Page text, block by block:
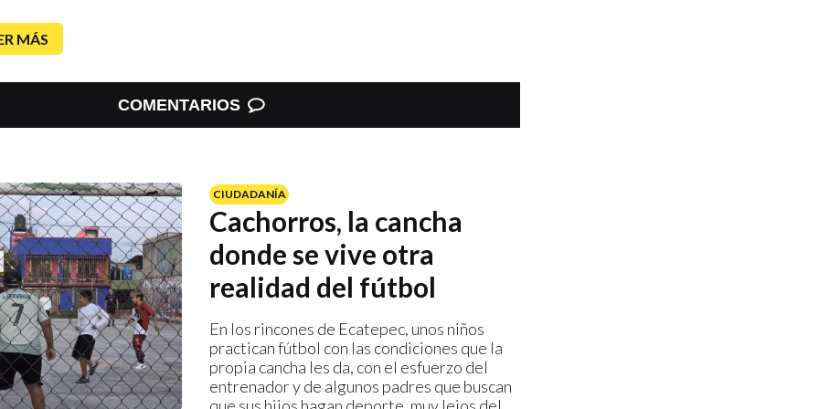
MÁS
COMENTARIOS
CIUDADANÍA
Cachorros, la cancha
donde se vive otra
realidad del fútbol
En los rincones de Ecatepec, unos niños
practican fútbol con las condiciones que la
propia cancha les da, con el esfuerzo del
entrenador y de algunos padres que buscan
que sus hijos hagan deporte, muy lejos del